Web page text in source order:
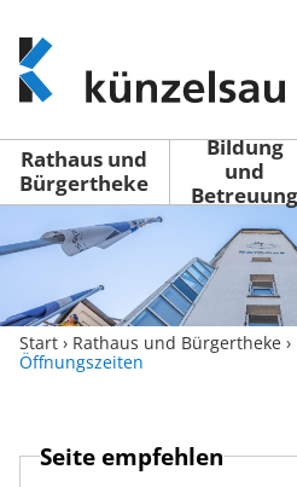
www.kuenzelsau.de
(zur
Startseite)
Rathaus und
Bürgertheke
Bildung
und
Betreuung
Start › Rathaus und Bürgertheke ›
Öffnungszeiten
Seite empfehlen